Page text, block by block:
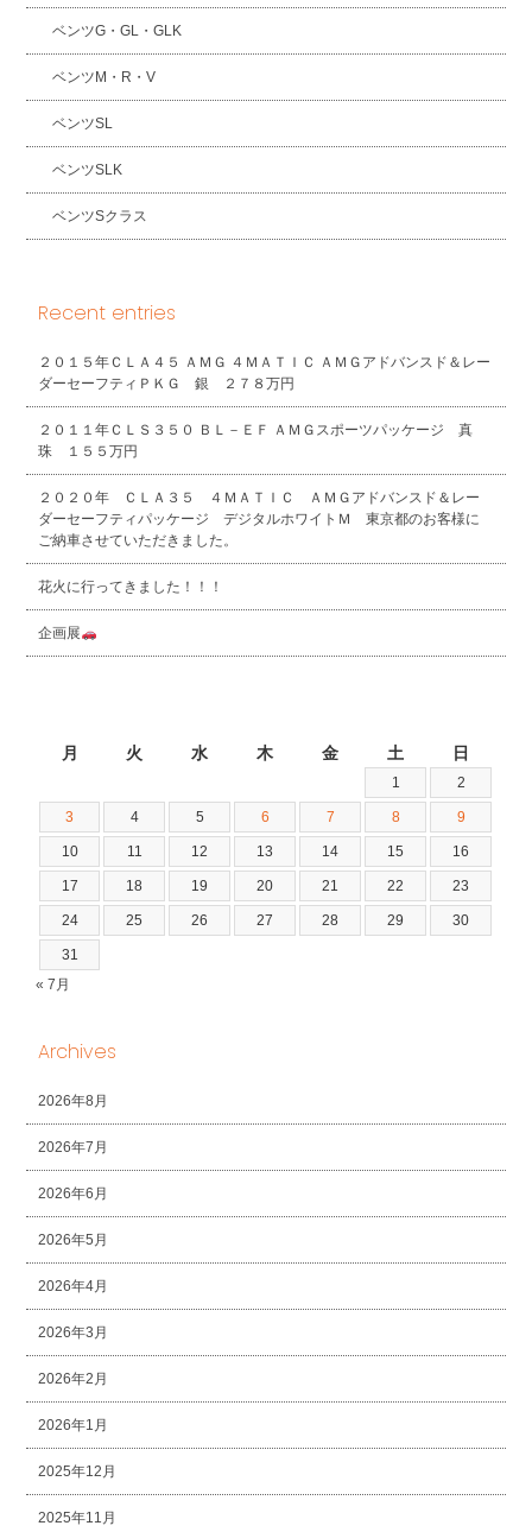
ベンツG・GL・GLK
ベンツM・R・V
ベンツSL
ベンツSLK
ベンツSクラス
Recent entries
２０１５年ＣＬＡ４５ ＡＭＧ ４ＭＡＴＩＣ ＡＭＧアドバンスド＆レー
ダーセーフティＰＫＧ 銀 ２７８万円
２０１１年ＣＬＳ３５０ ＢＬ－ＥＦ ＡＭＧスポーツパッケージ 真
珠 １５５万円
２０２０年 ＣＬＡ３５ ４ＭＡＴＩＣ ＡＭＧアドバンスド＆レー
ダーセーフティパッケージ デジタルホワイトＭ 東京都のお客様に
ご納車させていただきました。
花火に行ってきました！！！
企画展
月 火 水 木 金 土 日
1 2
3 4 5 6 7 8 9
10 11 12 13 14 15 16
17 18 19 20 21 22 23
24 25 26 27 28 29 30
31
« 7月
Archives
2026年8月
2026年7月
2026年6月
2026年5月
2026年4月
2026年3月
2026年2月
2026年1月
2025年12月
2025年11月